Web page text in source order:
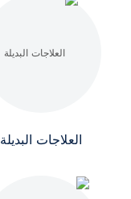
العلاجات البديلة